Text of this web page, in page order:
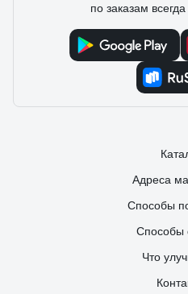
отличный. Жаль что я никак
ЧУДО ПРОИЗВЕЛ?! Продавец
вот чье производство - не понятно. А очень
знать, раз так качественно
по заказам
Адреса
Способы
Способы
Что